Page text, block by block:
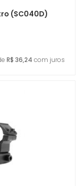
(SC040D)
R$ 36,24 com juros